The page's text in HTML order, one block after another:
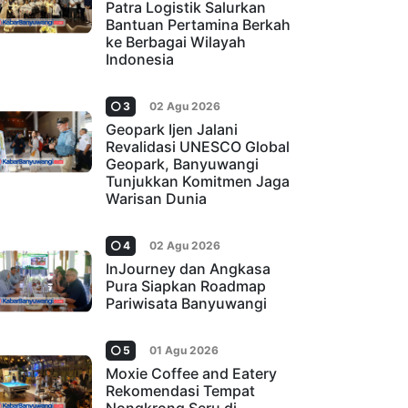
Patra Logistik Salurkan
Bantuan Pertamina Berkah
ke Berbagai Wilayah
Indonesia
3 02 Agu 2026
Geopark Ijen Jalani
Revalidasi UNESCO Global
Geopark, Banyuwangi
Tunjukkan Komitmen Jaga
Warisan Dunia
4 02 Agu 2026
InJourney dan Angkasa
Pura Siapkan Roadmap
Pariwisata Banyuwangi
5 01 Agu 2026
Moxie Coffee and Eatery
Rekomendasi Tempat